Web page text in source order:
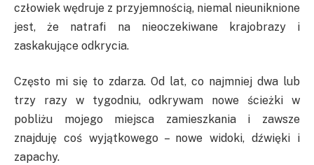
człowiek wędruje z przyjemnością, niemal nieuniknione
jest, że natrafi na nieoczekiwane krajobrazy i
zaskakujące odkrycia.
Często mi się to zdarza. Od lat, co najmniej dwa lub
trzy razy w tygodniu, odkrywam nowe ścieżki w
pobliżu mojego miejsca zamieszkania i zawsze
znajduję coś wyjątkowego – nowe widoki, dźwięki i
zapachy.